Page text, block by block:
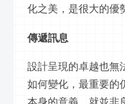
化之美，是很大的優
傳遞訊息
設計呈現的卓越也無
如何變化，最重要的